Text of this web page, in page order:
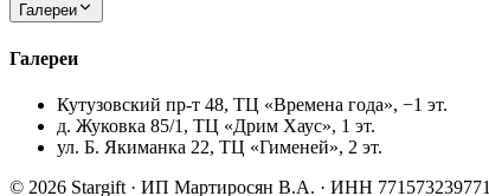
Галереи
Галереи
Кутузовский пр-т 48, ТЦ «Времена года», −1 эт.
д. Жуковка 85/1, ТЦ «Дрим Хаус», 1 эт.
ул. Б. Якиманка 22, ТЦ «Гименей», 2 эт.
© 2026 Stargift · ИП Мартиросян В.А. · ИНН 771573239771